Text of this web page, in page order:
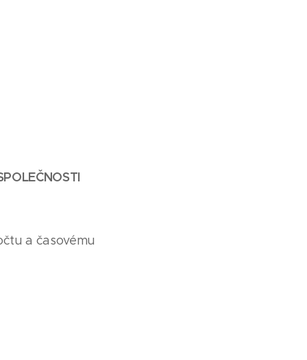
a časovému